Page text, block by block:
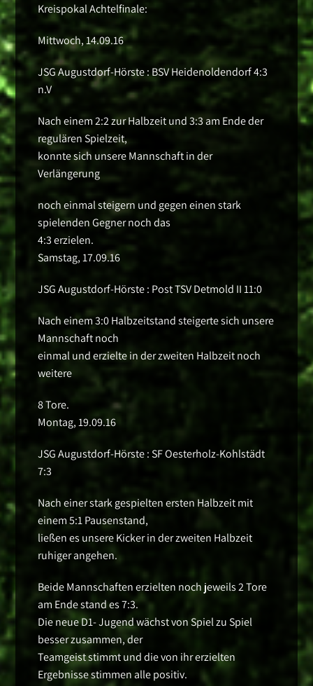
Kreispokal Achtelfinale:
Mittwoch, 14.09.16
JSG Augustdorf-Hörste : BSV Heidenoldendorf 4:3
n.V
Nach einem 2:2 zur Halbzeit und 3:3 am Ende der
regulären Spielzeit,
konnte sich unsere Mannschaft in der
Verlängerung
noch einmal steigern und gegen einen stark
spielenden Gegner noch das
4:3 erzielen.
Samstag, 17.09.16
JSG Augustdorf-Hörste : Post TSV Detmold II 11:0
Nach einem 3:0 Halbzeitstand steigerte sich unsere
Mannschaft noch
einmal und erzielte in der zweiten Halbzeit noch
weitere
8 Tore.
Montag, 19.09.16
JSG Augustdorf-Hörste : SF Oesterholz-Kohlstädt
7:3
Nach einer stark gespielten ersten Halbzeit mit
einem 5:1 Pausenstand,
ließen es unsere Kicker in der zweiten Halbzeit
ruhiger angehen.
Beide Mannschaften erzielten noch jeweils 2 Tore
am Ende stand es 7:3.
Die neue D1- Jugend wächst von Spiel zu Spiel
besser zusammen, der
Teamgeist stimmt und die von ihr erzielten
Ergebnisse stimmen alle positiv.